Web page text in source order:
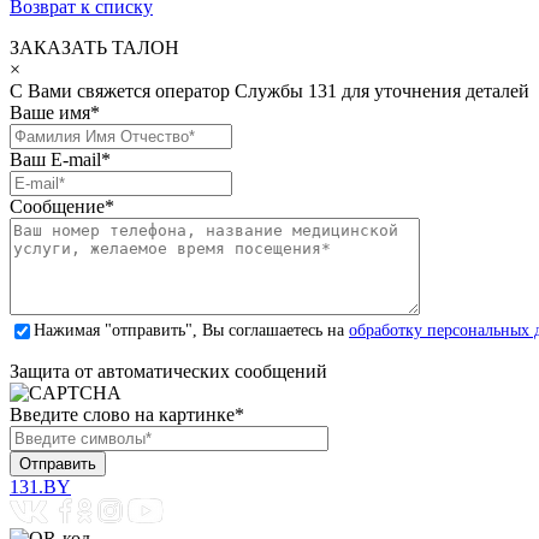
Возврат к списку
ЗАКАЗАТЬ ТАЛОН
×
С Вами свяжется оператор Службы 131 для уточнения деталей
Ваше имя*
Ваш E-mail*
Сообщение*
Нажимая "отправить", Вы соглашаетесь на обработку персональных
Защита от автоматических сообщений
Введите слово на картинке*
131.BY